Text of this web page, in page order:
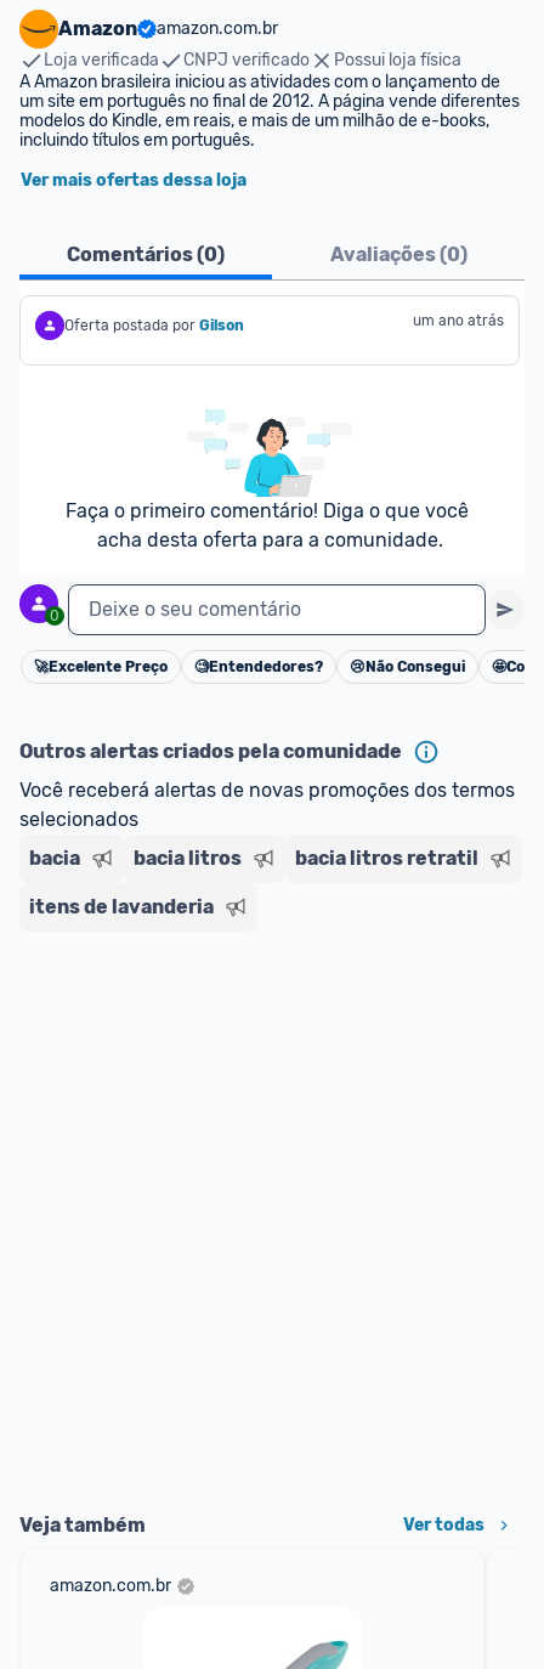
Amazon
amazon.com.br
Loja verificada
CNPJ verificado
Possui loja física
A Amazon brasileira iniciou as atividades com o lançamento de
um site em português no final de 2012. A página vende diferentes
modelos do Kindle, em reais, e mais de um milhão de e-books,
incluindo títulos em português.
Ver mais ofertas dessa loja
Comentários (0) Avaliações (0)
Oferta postada por Gilson um ano atrás
Faça o primeiro comentário! Diga o que você
acha desta oferta para a comunidade.
0 Deixe o seu comentário
Cancelar
🚀Excelente Preço 🧐Entendedores? 😢 Não Consegui 🤩
Outros alertas criados pela comunidade
Você receberá alertas de novas promoções dos termos
selecionados
bacia
bacia litros bacia litros retratil
itens de lavanderia
Veja também Ver todas
amazon.com.br